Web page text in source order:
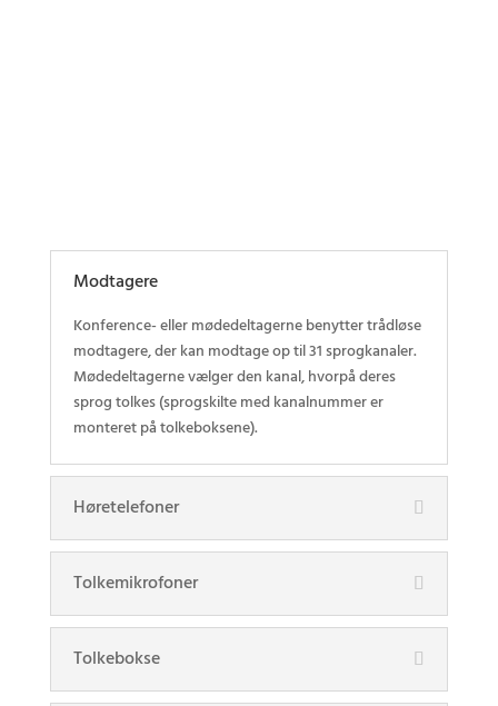
Modtagere
Konference- eller mødedeltagerne benytter trådløse
modtagere, der kan modtage op til 31 sprogkanaler.
Mødedeltagerne vælger den kanal, hvorpå deres
sprog tolkes (sprogskilte med kanalnummer er
monteret på tolkeboksene).
Høretelefoner
Tolkemikrofoner
Tolkebokse